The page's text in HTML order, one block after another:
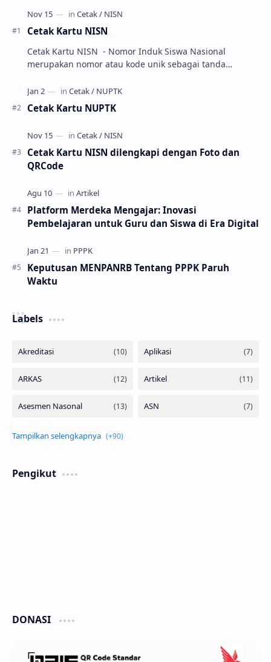
Cetak Kartu NISN
Cetak Kartu NISN - Nomor Induk Siswa Nasional
merupakan nomor atau kode unik sebagai tanda
Cetak Kartu NUPTK
Cetak Kartu NISN dilengkapi dengan Foto dan
QRCode
Platform Merdeka Mengajar: Inovasi
Pembelajaran untuk Guru dan Siswa di Era Digital
Keputusan MENPANRB Tentang PPPK Paruh
Waktu
Labels
Pengikut
DONASI